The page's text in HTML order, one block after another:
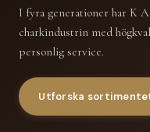
I fyra generationer har K
charkindustrin med
personlig service.
Utforska